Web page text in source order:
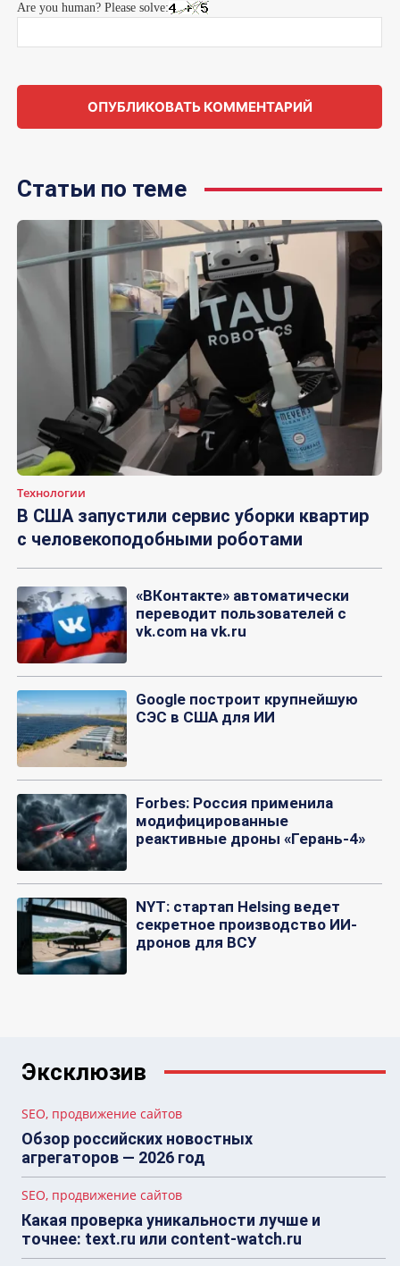
Are you human? Please solve:
Статьи по теме
Технологии
В США запустили сервис уборки квартир
с человекоподобными роботами
«ВКонтакте» автоматически
переводит пользователей с
vk.com на vk.ru
Google построит крупнейшую
СЭС в США для ИИ
Forbes: Россия применила
модифицированные
реактивные дроны «Герань-4»
NYT: стартап Helsing ведет
секретное производство ИИ-
дронов для ВСУ
Эксклюзив
SEO, продвижение сайтов
Обзор российских новостных
агрегаторов — 2026 год
SEO, продвижение сайтов
Какая проверка уникальности лучше и
точнее: text.ru или content-watch.ru